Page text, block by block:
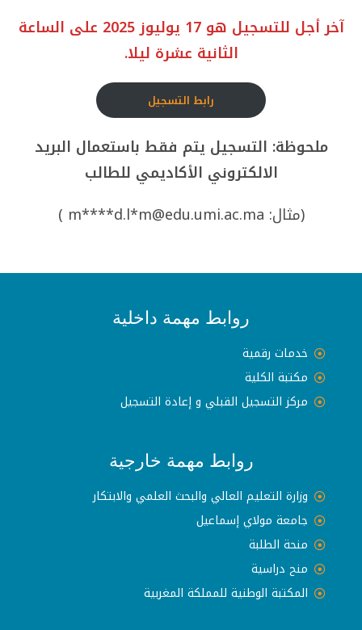
آخر أجل للتسجيل هو 17 يوليوز 2025 على الساعة
الثانية عشرة ليلا.
رابط التسجيل
ملحوظة: التسجيل يتم فقط باستعمال البريد
الالكتروني الأكاديمي للطالب
(مثال: m****d.l*m@edu.umi.ac.ma )
روابط مهمة داخلية
خدمات رقمية
مكتبة الكلية
مركز التسجيل القبلي و إعادة التسجيل
روابط مهمة خارجية
وزارة التعليم العالي والبحث العلمي والابتكار
جامعة مولاي إسماعيل
منحة الطلبة
منح دراسية
المكتبة الوطنية للمملكة المغربية